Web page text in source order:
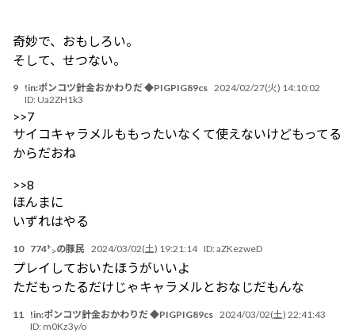
奇妙で、おもしろい。
そして、せつない。
9 !in:ポンコツ針金おかわりだ ◆PIGPIG89cs 2024/02/27(火) 14:10:02
ID: Ua2ZH1k3
>>7
サイコキャラメルももったいなくて使えないけどもってる
からだおね
>>8
ほんまに
いずれはやる
10 774㌧の豚民 2024/03/02(土) 19:21:14 ID:aZKezweD
プレイしておいたほうがいいよ
ただもったるだけじゃキャラメルとおなじだもんな
11 !in:ポンコツ針金おかわりだ ◆PIGPIG89cs 2024/03/02(土) 22:41:43
ID: m0Kz3y/o